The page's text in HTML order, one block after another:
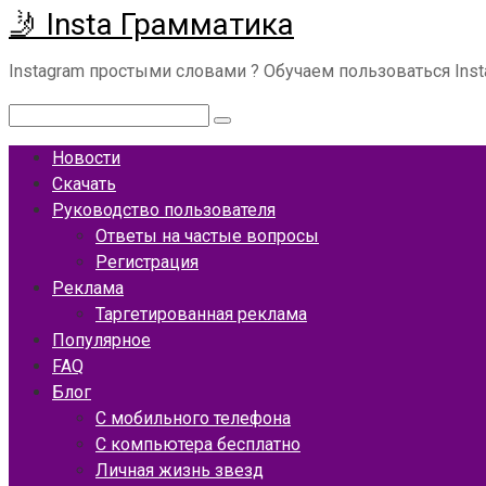
Перейти
к
контенту
🤳 Insta Грамматика
Instagram простыми словами ? Обучаем пользоваться
Новости
Скачать
Руководство пользователя
Ответы на частые вопросы
Регистрация
Реклама
Таргетированная реклама
Популярное
FAQ
Блог
С мобильного телефона
С компьютера бесплатно
Личная жизнь звезд